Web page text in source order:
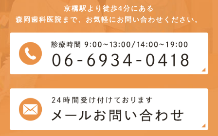
京橋駅より徒歩4分にある
森岡歯科医院まで、お気軽にお問い合わせください。